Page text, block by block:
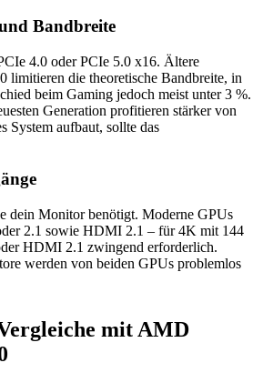
Bandbreite
4.0 oder PCIe 5.0 x16. Ältere
limitieren die theoretische Bandbreite, in
beim Gaming jedoch meist unter 3 %.
Generation profitieren stärker von
System aufbaut, sollte das
dein Monitor benötigt. Moderne GPUs
2.1 sowie HDMI 2.1 – für 4K mit 144
HDMI 2.1 zwingend erforderlich.
werden von beiden GPUs problemlos
mit AMD